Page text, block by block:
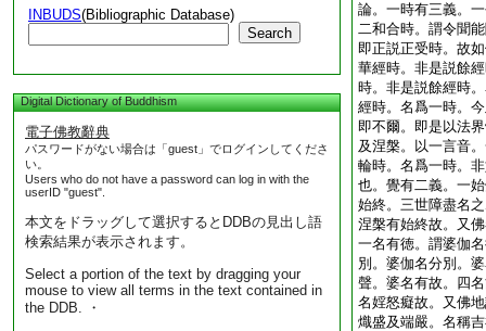
INBUDS(Bibliographic Database)
Search
Digital Dictionary of Buddhism
電子佛教辭典
パスワードがない場合は「guest」でログインしてくださ
い。
Users who do not have a password can log in with the
userID "guest".
本文をドラッグして選択するとDDBの見出し語
検索結果が表示されます。
Select a portion of the text by dragging your
mouse to view all terms in the text contained in
the DDB. ・
論。一時有三義。
二和合時。謂令聞
即正説正受時。故
華經時。非是説餘
時。非是説餘經時
經時。名爲一時。
即不爾。即是以法
及涅槃。以一言音
輪時。名爲一時。
也。覺有二義。一
始終。三世障盡名
涅槃有始終故。又
一名有徳。謂婆伽
別。婆伽名分別。
聲。婆名有故。四
名婬怒癡故。又佛
熾盛及端嚴。名稱